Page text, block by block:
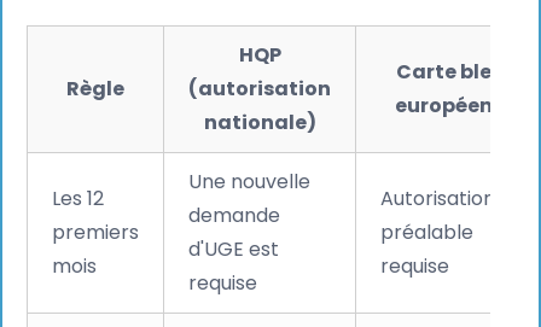
Règle
HQP
(autorisation
nationale)
Carte bleue
européenne
Les 12
premiers
mois
Une nouvelle
demande
d'UGE est
requise
Autorisation
préalable
requise